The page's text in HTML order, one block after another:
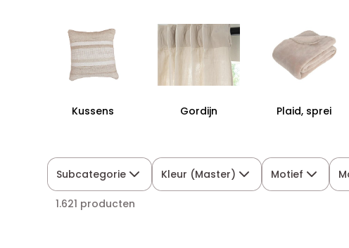
Kussens Gordijn Plaid, sprei
Subcategorie Kleur (Master) Motief
1.621 producten